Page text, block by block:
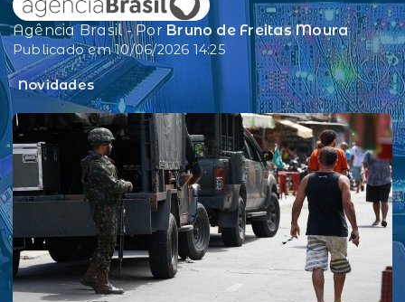
Agência Brasil - Por Bruno de Freitas Moura
Publicado em 10/06/2026 14:25
Novidades